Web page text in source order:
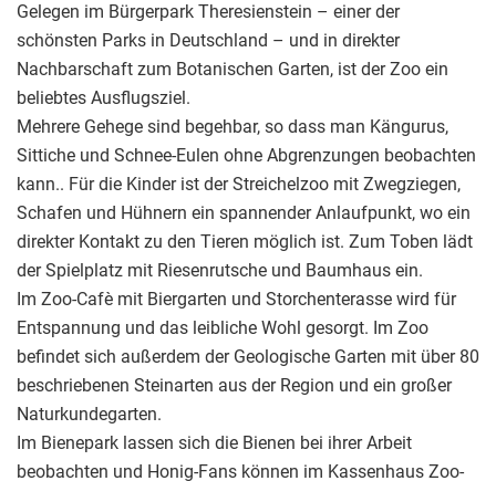
Gelegen im Bürgerpark Theresienstein – einer der
schönsten Parks in Deutschland – und in direkter
Nachbarschaft zum Botanischen Garten, ist der Zoo ein
beliebtes Ausflugsziel.
Mehrere Gehege sind begehbar, so dass man Kängurus,
Sittiche und Schnee-Eulen ohne Abgrenzungen beobachten
kann.. Für die Kinder ist der Streichelzoo mit Zwegziegen,
Schafen und Hühnern ein spannender Anlaufpunkt, wo ein
direkter Kontakt zu den Tieren möglich ist. Zum Toben lädt
der Spielplatz mit Riesenrutsche und Baumhaus ein.
Im Zoo-Cafè mit Biergarten und Storchenterasse wird für
Entspannung und das leibliche Wohl gesorgt. Im Zoo
befindet sich außerdem der Geologische Garten mit über 80
beschriebenen Steinarten aus der Region und ein großer
Naturkundegarten.
Im Bienepark lassen sich die Bienen bei ihrer Arbeit
beobachten und Honig-Fans können im Kassenhaus Zoo-